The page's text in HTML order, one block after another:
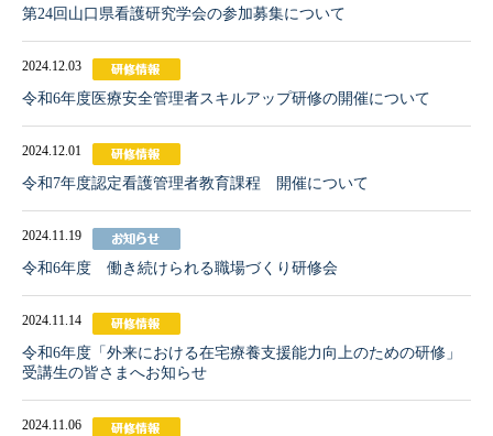
第24回山口県看護研究学会の参加募集について
2024.12.03
令和6年度医療安全管理者スキルアップ研修の開催について
2024.12.01
令和7年度認定看護管理者教育課程 開催について
2024.11.19
令和6年度 働き続けられる職場づくり研修会
2024.11.14
令和6年度「外来における在宅療養支援能力向上のための研修」
受講生の皆さまへお知らせ
2024.11.06